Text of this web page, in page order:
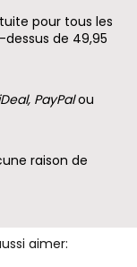
pour tous les
dessus de 49,95
PayPalou
raison de
aimer: